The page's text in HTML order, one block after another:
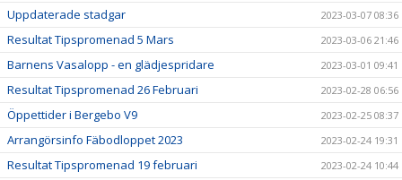
Uppdaterade stadgar 2023-03-07 08:36
Resultat Tipspromenad 5 Mars 2023-03-06 21:46
Barnens Vasalopp - en glädjespridare 2023-03-01 09:41
Resultat Tipspromenad 26 Februari 2023-02-28 06:56
Öppettider i Bergebo V9 2023-02-25 08:37
Arrangörsinfo Fäbodloppet 2023 2023-02-24 19:31
Resultat Tipspromenad 19 februari 2023-02-24 10:44